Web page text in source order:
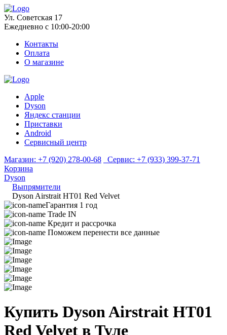
Ул. Советская 17
Ежедневно с 10:00-20:00
Контакты
Оплата
О магазине
Apple
Dyson
Яндекс станции
Приставки
Android
Сервисный центр
Магазин: +7 (920) 278-00-68 Сервис: +7 (933) 399-37-71
Корзина
Dyson
Выпрямители
Dyson Airstrait HT01 Red Velvet
Гарантия 1 год
Trade IN
Кредит и рассрочка
Поможем перенести все данные
Купить Dyson Airstrait HT01
Red Velvet в Туле